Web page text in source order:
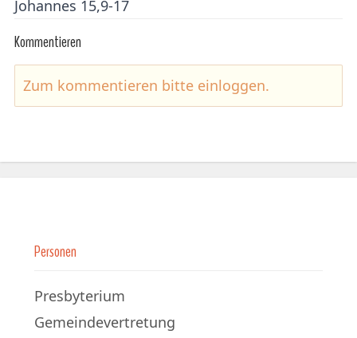
Johannes 15,9-17
Kommentieren
Zum kommentieren bitte einloggen.
Personen
Presbyterium
Gemeindevertretung